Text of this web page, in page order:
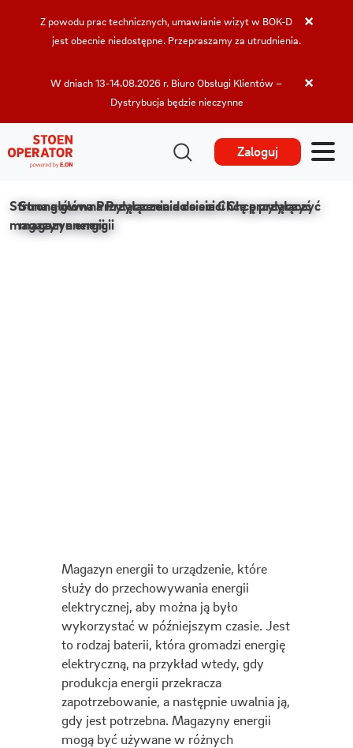
×
Z powodu prac technicznych, umawianie wizyt w BOK-D
jest obecnie niedostępne. Przepraszamy za utrudnienia.
×
W dniach 13-14.08.2026 r. Biuro Obsługi Klientów –
Dystrybucja będzie nieczynne
Zaloguj
Strona głównaPrzyłączenia do sieciChcę przyłączyć
magazyn energii
Magazyn energii to urządzenie, które
służy do przechowywania energii
elektrycznej, aby można ją było
wykorzystać w późniejszym czasie. Jest
to rodzaj baterii, która gromadzi energię
elektryczną, na przykład wtedy, gdy
produkcja energii przekracza
zapotrzebowanie, a następnie uwalnia ją,
gdy jest potrzebna. Magazyny energii
mogą być używane w różnych
Strona głównaPrzyłączenia do sieciChcę przyłączyć
magazyn energii